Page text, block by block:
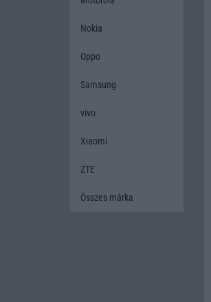
Nokia
Oppo
Samsung
vivo
Xiaomi
ZTE
Összes márka